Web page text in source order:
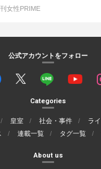
女性PRIME
公式アカウントをフォロー
Categories
皇室 社会・事件 ラ
連載一覧 タグ一覧
About us